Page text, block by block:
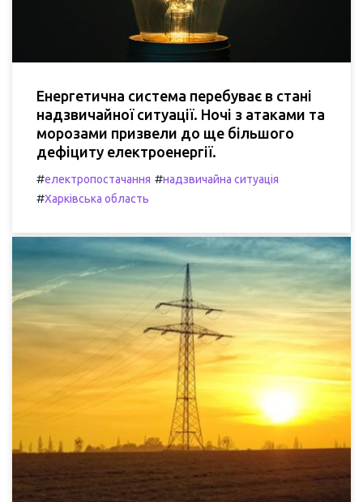
Енергетична система перебуває в стані
надзвичайної ситуації. Ночі з атаками та
морозами призвели до ще більшого
дефіциту електроенергії.
#електропостачання #надзвичайна ситуація
#Харківська область